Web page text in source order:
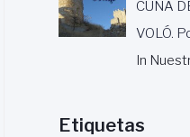
CUNA
VOLÓ.
In
Etiquetas